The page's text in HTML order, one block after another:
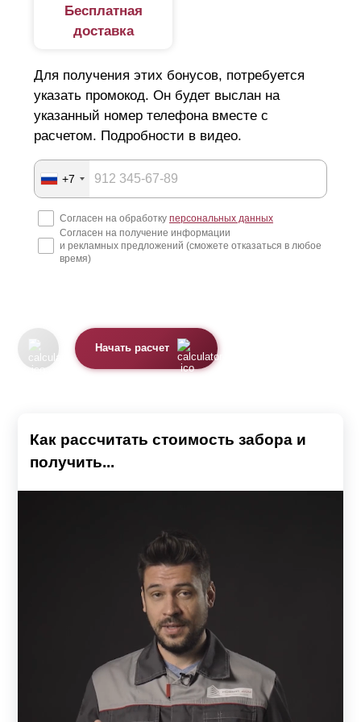
Бесплатная
доставка
Для получения этих бонусов, потребуется
указать промокод. Он будет выслан на
указанный номер телефона вместе с
расчетом. Подробности в видео.
+7
Согласен на обработку персональных данных
Согласен на получение информации
и рекламных предложений (сможете отказаться в любое
время)
Начать расчет
Как рассчитать стоимость забора и
получить...